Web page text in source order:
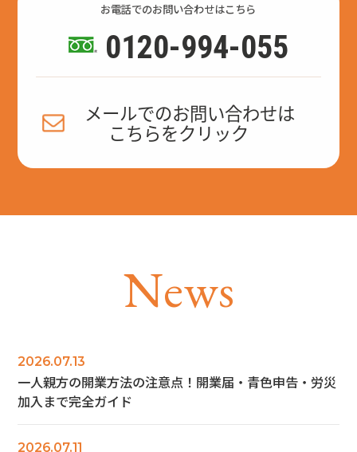
お電話でのお問い合わせはこちら
0120-994-055
メールでのお問い合わせは
こちらをクリック
News
2026.07.13
一人親方の開業方法の注意点！開業届・青色申告・労災
加入まで完全ガイド
2026.07.11